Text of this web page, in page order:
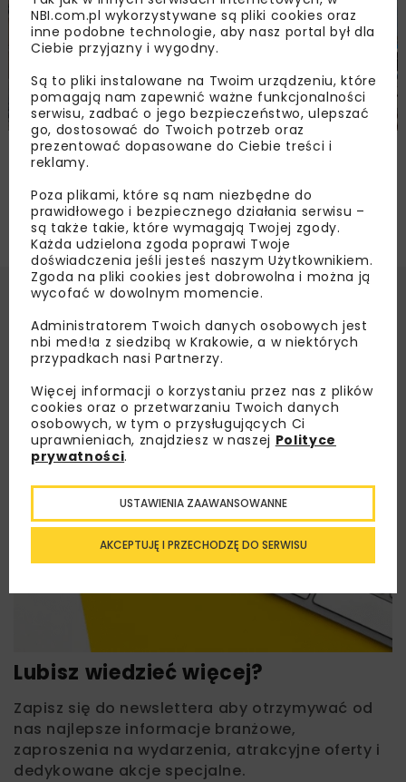
Lepsza podróż pociągiem w Beskid Żywiecki
Lubisz wiedzieć więcej?
Zapisz się do newslettera aby otrzymywać od
nas najlepsze informacje branżowe,
zaproszenia na wydarzenia, atrakcyjne oferty i
dedykowane akcje specjalne.
NBI.com.pl wykorzystywane są pliki cookies oraz
inne podobne technologie, aby nasz portal był dla
Ciebie przyjazny i wygodny.
Są to pliki instalowane na Twoim urządzeniu, które
pomagają nam zapewnić ważne funkcjonalności
serwisu, zadbać o jego bezpieczeństwo, ulepszać
go, dostosować do Twoich potrzeb oraz
prezentować dopasowane do Ciebie treści i
reklamy.
Poza plikami, które są nam niezbędne do
prawidłowego i bezpiecznego działania serwisu –
są także takie, które wymagają Twojej zgody.
Każda udzielona zgoda poprawi Twoje
doświadczenia jeśli jesteś naszym Użytkownikiem.
Zgoda na pliki cookies jest dobrowolna i można ją
wycofać w dowolnym momencie.
Administratorem Twoich danych osobowych jest
nbi med!a z siedzibą w Krakowie, a w niektórych
przypadkach nasi Partnerzy.
Więcej informacji o korzystaniu przez nas z plików
cookies oraz o przetwarzaniu Twoich danych
osobowych, w tym o przysługujących Ci
uprawnieniach, znajdziesz w naszej Polityce
prywatności.
AKCEPTUJĘ I PRZECHODZĘ DO SERWISU
USTAWIENIA ZAAWANSOWANNE